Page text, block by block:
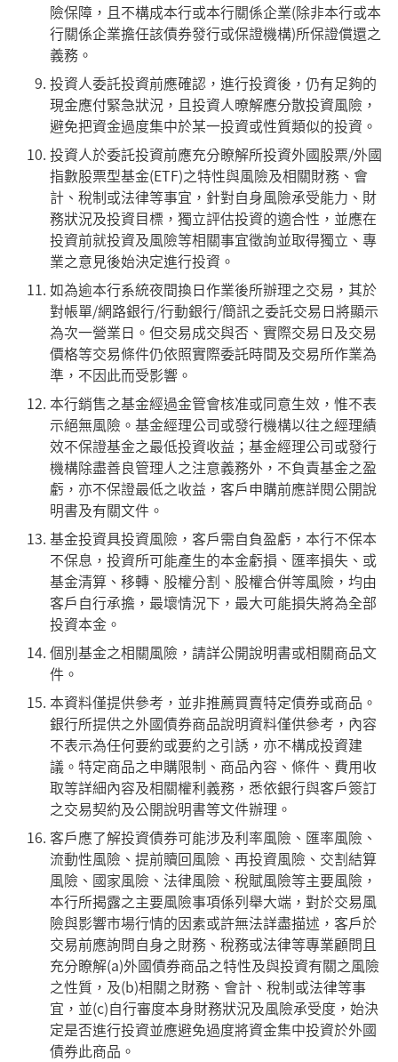
險保障，且不構成本行或本行關係企業(除非本行或本
行關係企業擔任該債券發行或保證機構)所保證償還之
義務。
投資人委託投資前應確認，進行投資後，仍有足夠的
現金應付緊急狀況，且投資人暸解應分散投資風險，
避免把資金過度集中於某一投資或性質類似的投資。
投資人於委託投資前應充分瞭解所投資外國股票/外國
指數股票型基金(ETF)之特性與風險及相關財務、會
計、稅制或法律等事宜，針對自身風險承受能力、財
務狀況及投資目標，獨立評估投資的適合性，並應在
投資前就投資及風險等相關事宜徵詢並取得獨立、專
業之意見後始決定進行投資。
如為逾本行系統夜間換日作業後所辦理之交易，其於
對帳單/網路銀行/行動銀行/簡訊之委託交易日將顯示
為次一營業日。但交易成交與否、實際交易日及交易
價格等交易條件仍依照實際委託時間及交易所作業為
準，不因此而受影響。
本行銷售之基金經過金管會核准或同意生效，惟不表
示絕無風險。基金經理公司或發行機構以往之經理績
效不保證基金之最低投資收益；基金經理公司或發行
機構除盡善良管理人之注意義務外，不負責基金之盈
虧，亦不保證最低之收益，客戶申購前應詳閱公開說
明書及有關文件。
基金投資具投資風險，客戶需自負盈虧，本行不保本
不保息，投資所可能產生的本金虧損、匯率損失、或
基金清算、移轉、股權分割、股權合併等風險，均由
客戶自行承擔，最壞情況下，最大可能損失將為全部
投資本金。
個別基金之相關風險，請詳公開說明書或相關商品文
件。
本資料僅提供參考，並非推薦買賣特定債券或商品。
銀行所提供之外國債券商品說明資料僅供參考，內容
不表示為任何要約或要約之引誘，亦不構成投資建
議。特定商品之申購限制、商品內容、條件、費用收
取等詳細內容及相關權利義務，悉依銀行與客戶簽訂
之交易契約及公開說明書等文件辦理。
客戶應了解投資債券可能涉及利率風險、匯率風險、
流動性風險、提前贖回風險、再投資風險、交割結算
風險、國家風險、法律風險、稅賦風險等主要風險，
本行所揭露之主要風險事項係列舉大端，對於交易風
險與影響市場行情的因素或許無法詳盡描述，客戶於
交易前應詢問自身之財務、稅務或法律等專業顧問且
充分瞭解(a)外國債券商品之特性及與投資有關之風險
之性質，及(b)相關之財務、會計、稅制或法律等事
宜，並(c)自行審度本身財務狀況及風險承受度，始決
定是否進行投資並應避免過度將資金集中投資於外國
債券此商品。